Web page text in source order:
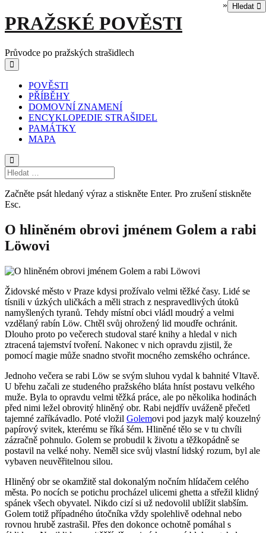
Skip
to
PRAŽSKÉ POVĚSTI
Průvodce po pražských strašidlech
Main
navigation
POVĚSTI
PŘÍBĚHY
DOMOVNÍ ZNAMENÍ
ENCYKLOPEDIE STRAŠIDEL
PAMÁTKY
MAPA
» Hledat
Začněte psát hledaný výraz a stiskněte Enter. Pro zrušení stiskněte
Esc.
O hliněném obrovi jménem Golem a rabi
Löwovi
Židovské město v Praze kdysi prožívalo velmi těžké časy. Lidé se
tísnili v úzkých uličkách a měli strach z nespravedlivých útoků
namyšlených tyranů. Tehdy místní obci vládl moudrý a velmi
vzdělaný rabín Löw. Chtěl svůj ohrožený lid moudře ochránit.
Dlouho proto po večerech studoval staré knihy a hledal v nich
ztracená tajemství tvoření. Nakonec v nich opravdu zjistil, že
pomocí magie může snadno stvořit mocného zemského ochránce.
Jednoho večera se rabi Löw se svým sluhou vydal k bahnité Vltavě.
U břehu začali ze studeného pražského bláta hníst postavu velkého
muže. Byla to opravdu velmi těžká práce, ale po několika hodinách
před nimi ležel obrovitý hliněný obr. Rabi nejdřív uváženě přečetl
tajemné zaříkávadlo. Poté vložil Golemovi pod jazyk malý kouzelný
papírový svitek, kterému se říká šém. Hliněné tělo se v tu chvíli
zázračně pohnulo. Golem se probudil k životu a těžkopádně se
postavil na velké nohy. Neměl sice svůj vlastní lidský rozum, byl ale
vybaven neuvěřitelnou silou.
Hliněný obr se okamžitě stal dokonalým nočním hlídačem celého
města. Po nocích se potichu procházel ulicemi ghetta a střežil klidný
spánek všech obyvatel. Nikdo cizí si už nedovolil ublížit slabším.
Golem totiž případného útočníka vždy spolehlivě odehnal nebo
rovnou hrubě zastrašil. Přes den dokonce ochotně pomáhal s